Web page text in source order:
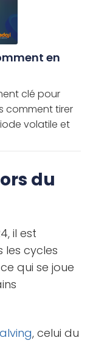
en
clé pour
comment tirer
volatile et
du
il est
les cycles
qui se joue
, celui du